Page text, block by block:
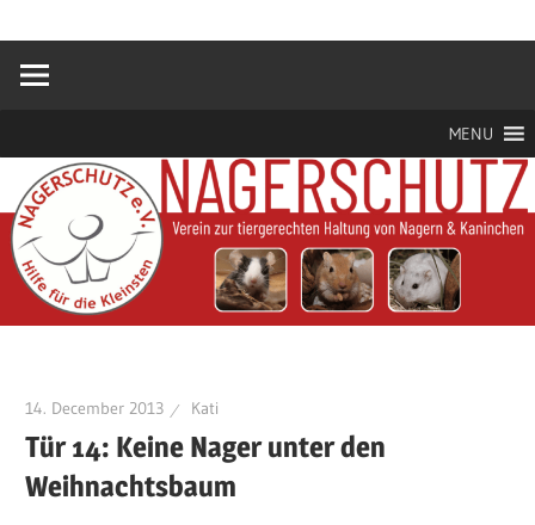
springen
Nagerschutz
für
MENU
14. December 2013 Kati
Tür 14: Keine Nager unter den
Weihnachtsbaum